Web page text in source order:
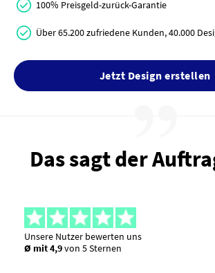
100% Preisgeld-zurück-Garantie
Über 65.200 zufriedene Kunden, 40.000
Jetzt Design erstellen
Das sagt der
Unsere Nutzer bewerten uns
Ø mit 4,9von 5 Sternen